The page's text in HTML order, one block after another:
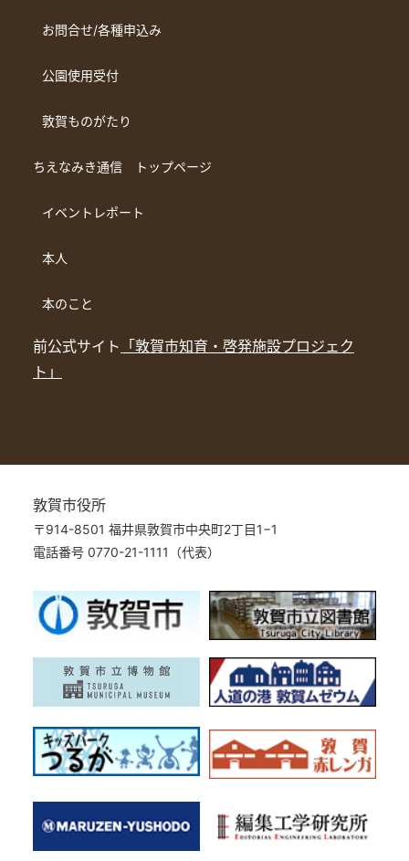
お問合せ/各種申込み
公園使用受付
敦賀ものがたり
ちえなみき通信 トップページ
イベントレポート
本人
本のこと
前公式サイト 「敦賀市知育・啓発施設プロジェク
ト」
敦賀市役所
〒914-8501 福井県敦賀市中央町2丁目1−1
電話番号 0770-21-1111（代表）